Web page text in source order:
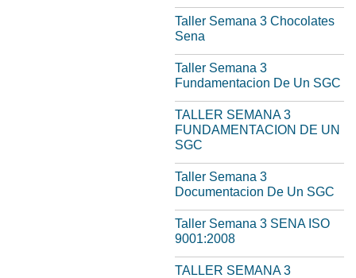
Taller Semana 3 Chocolates
Sena
Taller Semana 3
Fundamentacion De Un SGC
TALLER SEMANA 3
FUNDAMENTACION DE UN
SGC
Taller Semana 3
Documentacion De Un SGC
Taller Semana 3 SENA ISO
9001:2008
TALLER SEMANA 3